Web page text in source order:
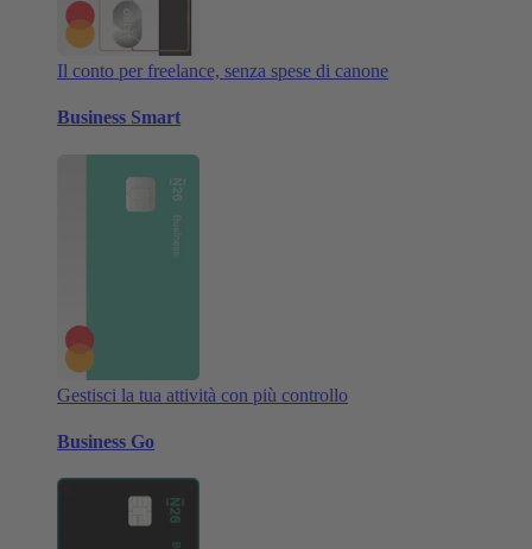
Il conto per freelance, senza spese di canone
Business Smart
Gestisci la tua attività con più controllo
Business Go